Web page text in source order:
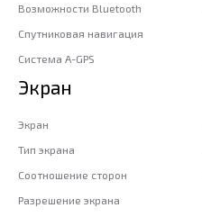
Возможности Bluetooth
Спутниковая навигация
Система A-GPS
Экран
Экран
Тип экрана
Соотношение сторон
Разрешение экрана